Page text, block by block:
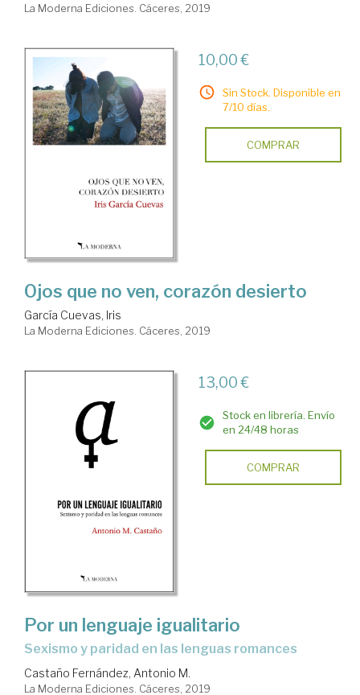
La Moderna Ediciones. Cáceres, 2019
10,00 €
Sin Stock. Disponible en
7/10 días.
COMPRAR
Ojos que no ven, corazón desierto
García Cuevas, Iris
La Moderna Ediciones. Cáceres, 2019
13,00 €
Stock en librería. Envío
en 24/48 horas
COMPRAR
Por un lenguaje igualitario
sexismo y paridad en las lenguas romances
Castaño Fernández, Antonio M.
La Moderna Ediciones. Cáceres, 2019